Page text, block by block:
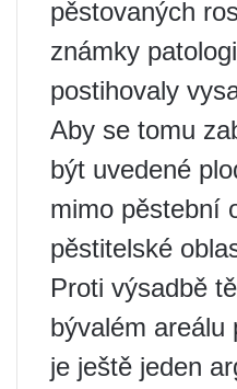
pěstovaných
známky
postihovaly
Aby se tomu
být uvedené
mimo pěstební
pěstitelské
Proti výsadbě
bývalém areálu
je ještě jeden